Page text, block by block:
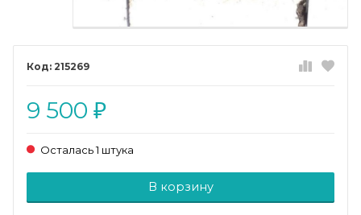
215269
9 500 ₽
Осталась 1 штука
В корзину